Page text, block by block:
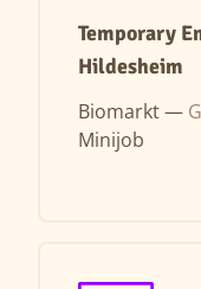
Temporary
Hildesheim
Biomarkt —
Minijob